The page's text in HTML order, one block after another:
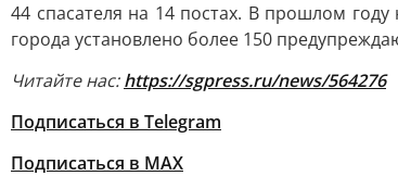
44 спасателя на 14 постах. В прошлом
города установлено более 150
Читайте нас: https://sgpress.ru/news/564276
Подписаться в Telegram
Подписаться в MAX